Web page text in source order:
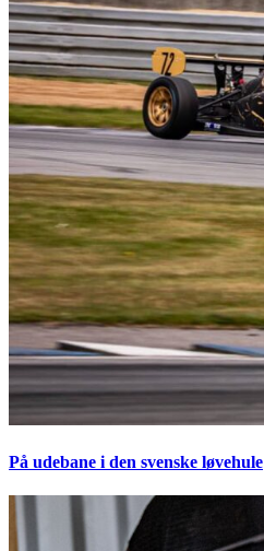
På udebane i den svenske løvehule